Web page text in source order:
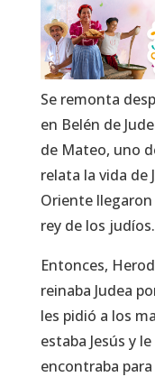
Se remonta
en Belén de
de Mateo, uno
relata la vida de
Oriente
rey de los judíos.
Entonces,
reinaba Judea
les pidió a los
estaba Jesús y
encontraba